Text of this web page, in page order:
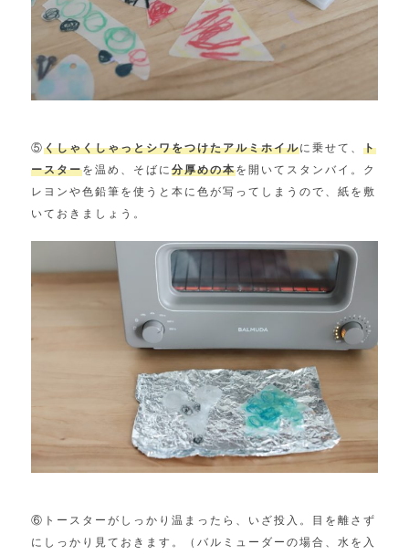
⑤くしゃくしゃっとシワをつけたアルミホイルに乗せて、 ト
ースターを温め、そばに 分厚めの本を開いてスタンバイ。ク
レヨンや色鉛筆を使うと本に色が写ってしまうので、紙を敷
いておきましょう。
⑥トースターがしっかり温まったら、いざ投入。目を離さず
にしっかり見ておきます。（バルミューダーの場合、水を入